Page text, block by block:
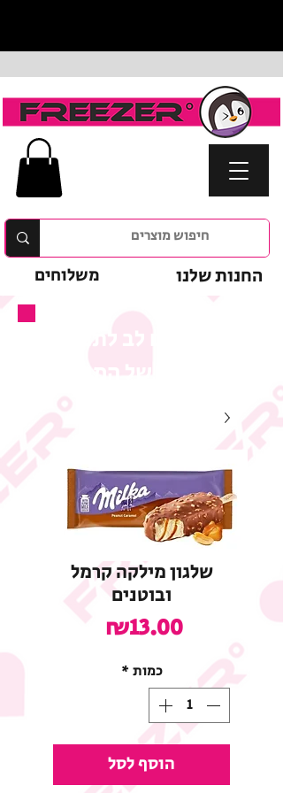
החנות שלנו משלוחים
המבצע של המוצר
שלגון מילקה קרמל
ובוטנים
₪13.00 מחיר
כמות *
הוסף לסל